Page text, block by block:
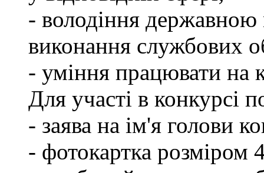
- володіння державною
виконання службових
- уміння працювати на
Для участі в конкурсі
- заява на ім'я голови
- фотокартка розміром